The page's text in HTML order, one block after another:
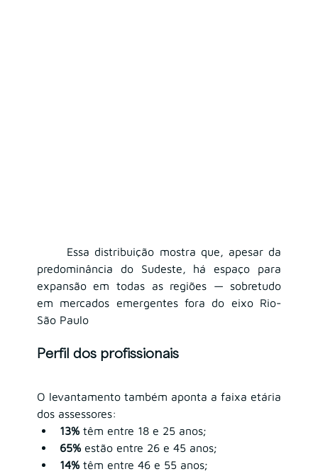
predominância do Sudeste, há espaço para
expansão em todas as regiões — sobretudo
em mercados emergentes fora do eixo Rio-
São Paulo
Perfil dos profissionais
O levantamento também aponta a faixa etária
dos assessores:
13% têm entre 18 e 25 anos;
65% estão entre 26 e 45 anos;
14% têm entre 46 e 55 anos;